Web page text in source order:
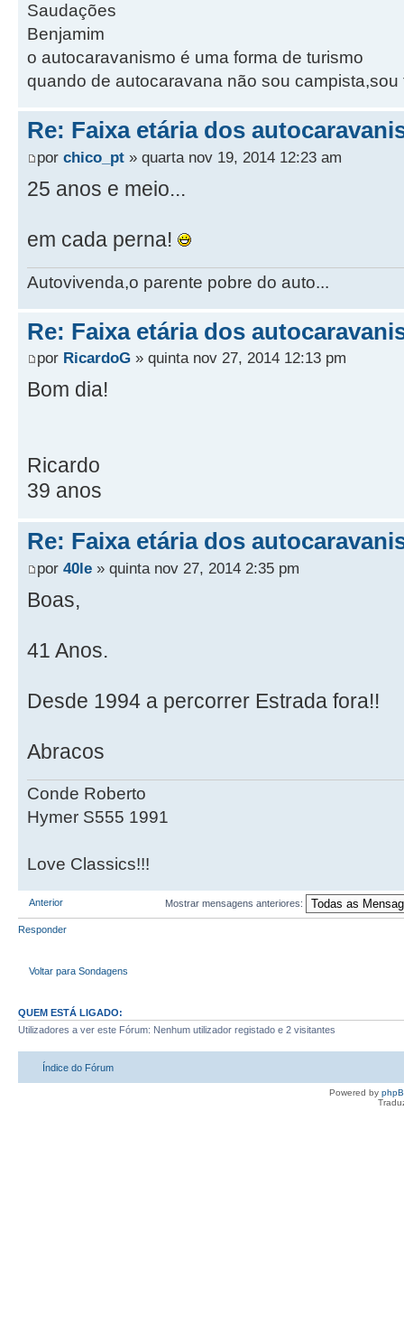
Saudações
Benjamim
o autocaravanismo é uma forma de turismo
quando de autocaravana não sou campista,sou
Re: Faixa etária dos
por chico_pt » quarta nov 19, 2014 12:23 am
25 anos e meio...
em cada perna!
Autovivenda,o parente pobre do auto...
Re: Faixa etária dos
por RicardoG » quinta nov 27, 2014 12:13 pm
Bom dia!
Ricardo
39 anos
Re: Faixa etária dos
por 40le » quinta nov 27, 2014 2:35 pm
Boas,
41 Anos.
Desde 1994 a percorrer Estrada fora!!
Abracos
Conde Roberto
Hymer S555 1991
Love Classics!!!
Anterior Mostrar mensagens anteriores:
Responder
Voltar para Sondagens
QUEM ESTÁ LIGADO:
Utilizadores a ver este Fórum: Nenhum utilizador registado e 2 visitantes
Índice do Fórum
Powered by